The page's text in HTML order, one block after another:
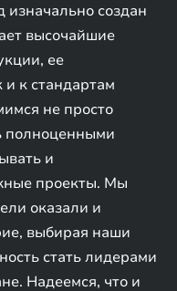
создан
высочайшие
ее
и к стандартам
не просто
полноценными
и
проекты. Мы
оказали и
выбирая наши
стать лидерами
Надеемся, что и